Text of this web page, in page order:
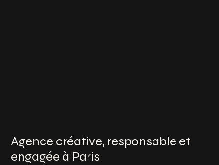
Agence créative, responsable et
engagée à Paris